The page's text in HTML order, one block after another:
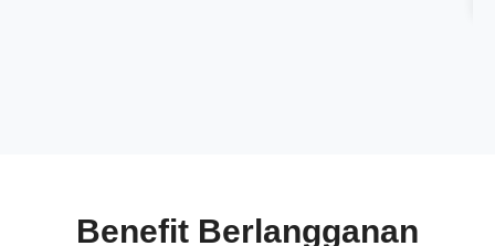
Benefit Berlangganan